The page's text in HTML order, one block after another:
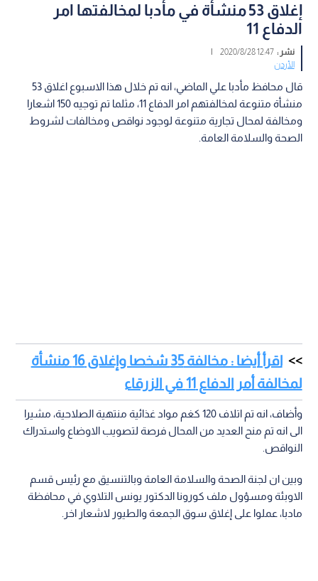
إغلاق 53 منشأة في مأدبا لمخالفتها امر
الدفاع 11
نشر :12:47 2020/8/28
|
الأردن
قال محافظ مأدبا علي الماضي، انه تم خلال هذا الاسبوع اغلاق 53
منشأة متنوعة لمخالفتهم امر الدفاع 11، مثلما تم توجيه 150 اشعارا
ومخالفة لمحال تجارية متنوعة لوجود نواقص ومخالفات لشروط
الصحة والسلامة العامة.
اقرأ أيضا : مخالفة 35 شخصا وإغلاق 16 منشأة
لمخالفة أمر الدفاع 11 في الزرقاء
وأضاف، انه تم اتلاف 120 كغم مواد غذائية منتهية الصلاحية، مشيرا
الى انه تم منح العديد من المحال فرصة لتصويب الاوضاع واستدراك
النواقص.
وبين ان لجنة الصحة والسلامة العامة وبالتنسيق مع رئيس قسم
الاوبئة ومسؤول ملف كورونا الدكتور يونس التلاوي في محافظة
مادبا، عملوا على إغلاق سوق الجمعة والطيور لاشعار اخر.